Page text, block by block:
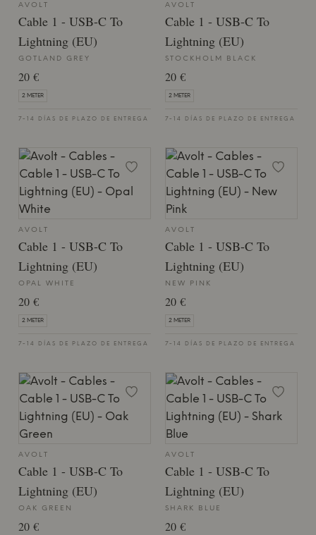
AVOLT
Cable 1 - USB-C To
Lightning (EU)
GOTLAND GREY
20 €
2 METER
7-14 DÍAS DE PLAZO DE ENTREGA
AVOLT
Cable 1 - USB-C To
Lightning (EU)
STOCKHOLM BLACK
20 €
2 METER
7-14 DÍAS DE PLAZO DE ENTREGA
AVOLT
Cable 1 - USB-C To
Lightning (EU)
OPAL WHITE
20 €
2 METER
7-14 DÍAS DE PLAZO DE ENTREGA
AVOLT
Cable 1 - USB-C To
Lightning (EU)
NEW PINK
20 €
2 METER
7-14 DÍAS DE PLAZO DE ENTREGA
AVOLT
Cable 1 - USB-C To
Lightning (EU)
OAK GREEN
20 €
AVOLT
Cable 1 - USB-C To
Lightning (EU)
SHARK BLUE
20 €